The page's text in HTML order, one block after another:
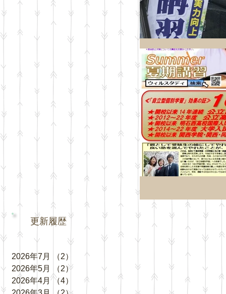
更新履歴
2026年7月 （2）
2件の記事
2026年5月
（2） 2件の記事
2026年4月
（4）
4件の記事